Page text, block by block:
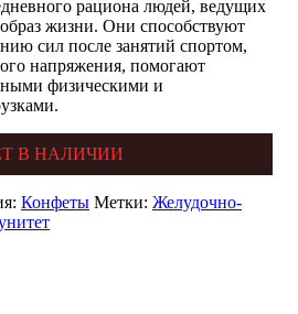
рациона людей, ведущих
жизни. Они способствуют
сил после занятий спортом,
напряжения, помогают
физическими и
В НАЛИЧИИ
Конфеты Метки: Желудочно-